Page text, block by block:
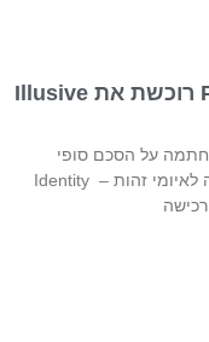
חברת אבטחת הסייבר והתאימות Proofpoint חתמה על הסכם סופי
לרכישת Illusive, מובילה וחלוצה בזיהוי ותגובה לאיומי זהות – Identity